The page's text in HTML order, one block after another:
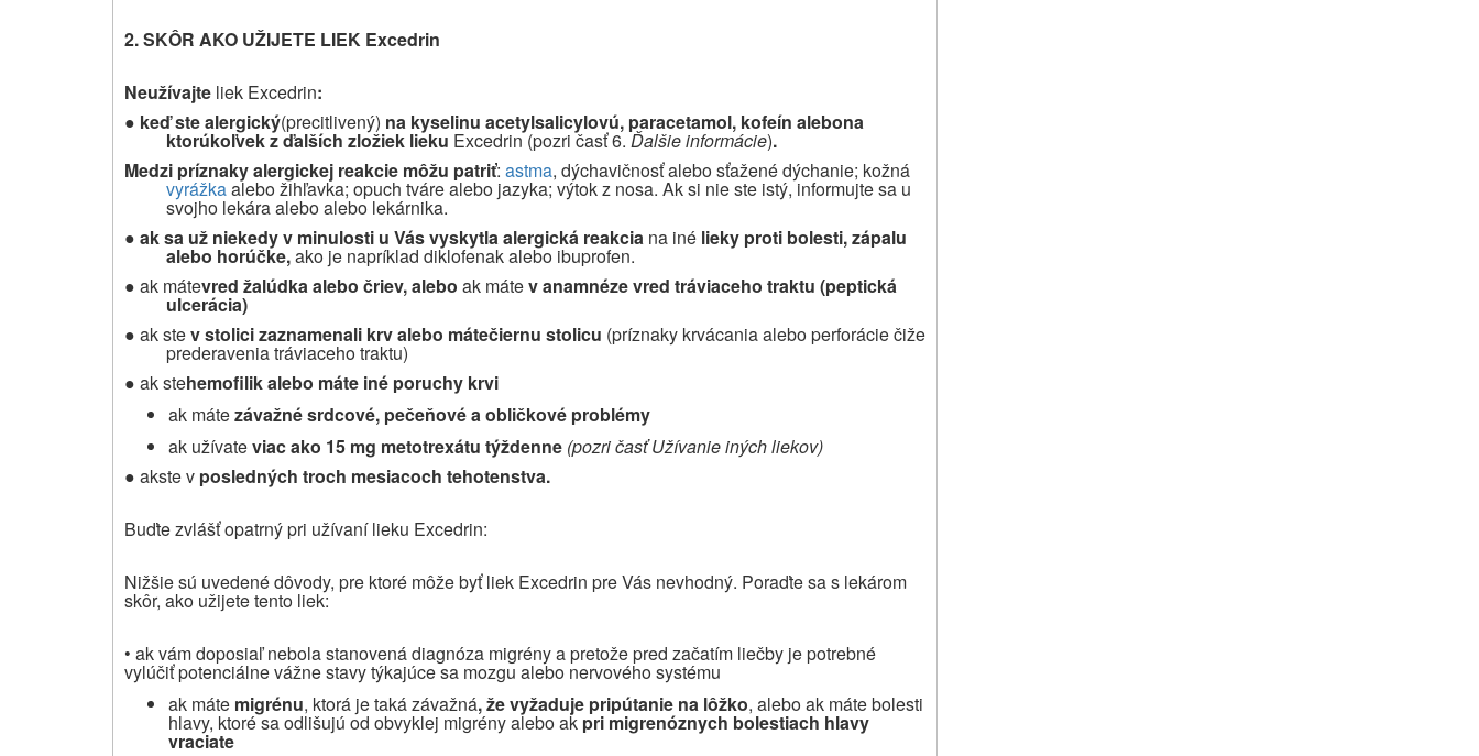
2. SKÔR AKO UŽIJETE LIEK Excedrin
Neužívajte liek Excedrin:
● keď ste alergický(precitlivený) na kyselinu acetylsalicylovú, paracetamol, kofeín alebona
ktorúkoľvek z ďalších zložiek lieku Excedrin (pozri časť 6. Ďalšie informácie).
Medzi príznaky alergickej reakcie môžu patriť: astma, dýchavičnosť alebo sťažené dýchanie; kožná
vyrážkaalebo žihľavka; opuch tváre alebo jazyka; výtok z nosa. Ak si nie ste istý, informujte sa u
svojho lekára alebo alebo lekárnika.
● ak sa už niekedy v minulosti u Vás vyskytla alergická reakcia na iné lieky proti bolesti, zápalu
alebo horúčke,ako je napríklad diklofenak alebo ibuprofen.
● ak mátevred žalúdka alebo čriev, alebo ak mátev anamnéze vred tráviaceho traktu (peptická
ulcerácia)
● ak stev stolici zaznamenali krv alebo mátečiernu stolicu (príznaky krvácania alebo perforácie čiže
prederavenia tráviaceho traktu)
● ak stehemofilik alebo máte iné poruchy krvi
ak mátezávažné srdcové, pečeňové a obličkové problémy
ak užívateviac ako 15 mg metotrexátu týždenne (pozri časť Užívanie iných liekov)
● akste v posledných troch mesiacoch tehotenstva.
Buďte zvlášť opatrný pri užívaní lieku Excedrin:
Nižšie sú uvedené dôvody, pre ktoré môže byť liek Excedrin pre Vás nevhodný. Poraďte sa s lekárom
skôr, ako užijete tento liek:
• ak vám doposiaľ nebola stanovená diagnóza migrény a pretože pred začatím liečby je potrebné
vylúčiť potenciálne vážne stavy týkajúce sa mozgu alebo nervového systému
ak máte migrénu, ktorá je taká závažná, že vyžaduje pripútanie na lôžko, alebo ak máte bolesti
hlavy, ktoré sa odlišujú od obvyklej migrény alebo ak pri migrenóznych bolestiach hlavy
vraciate